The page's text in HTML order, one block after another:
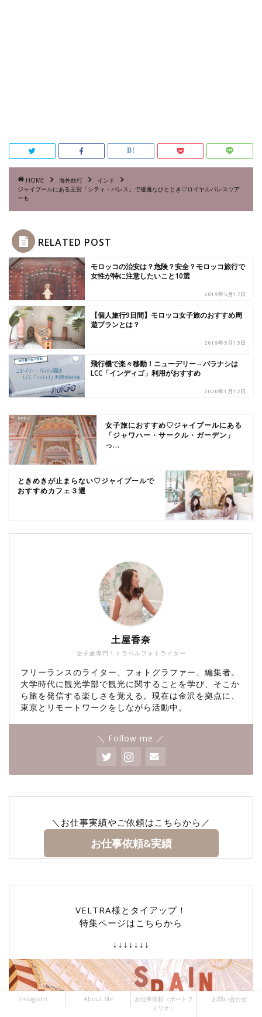
HOME 海外旅行
インド
ジャイプールにある王宮「シティ・パレス」で優雅なひととき♡ロイヤルパレスツア
ーも
RELATED POST
モロッコの治安は？危険？安全？モロッコ旅行で
女性が特に注意したいこと10選
2019年5月17日
【個人旅行9日間】モロッコ女子旅のおすすめ周
遊プランとは？
2019年5月13日
飛行機で楽々移動！ニューデリー⇔バラナシは
LCC「インディゴ」利用がおすすめ
2020年1月12日
女子旅におすすめ♡ジャイプールにある
「ジャワハー・サークル・ガーデン」
っ...
ときめきが止まらない♡ジャイプールで
おすすめカフェ３選
女子旅専門！トラベルフォトライター
土屋香奈
フリーランスのライター、フォトグラファー、編集者。
大学時代に観光学部で観光に関することを学び、そこか
ら旅を発信する楽しさを覚える。現在は金沢を拠点に、
東京とリモートワークをしながら活動中。
＼ Follow me ／
＼お仕事実績やご依頼はこちらから／
お仕事依頼&実績
VELTRA様とタイアップ！
特集ページはこちらから
↓↓↓↓↓↓↓
Instagram About Me
お仕事依頼（ポートフ
ォリオ）
お問い合わせ